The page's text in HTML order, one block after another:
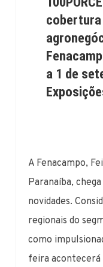
a 1 de
A Fenacampo,
Paranaíba,
novidades.
regionais do
como
feira acontecerá